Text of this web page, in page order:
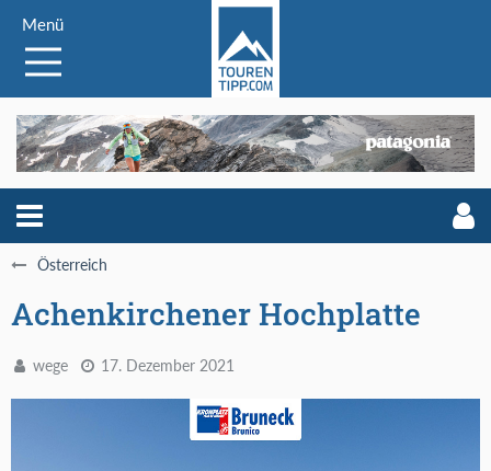
Menü
Österreich
Achenkirchener Hochplatte
wege 17. Dezember 2021